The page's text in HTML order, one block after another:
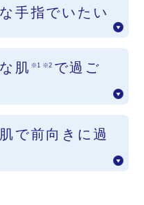
手指でいたい
肌 ※ 1 ※2 で過ご
で前向きに過